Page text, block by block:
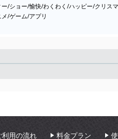
/ショー/愉快/わくわく/ハッピー/クリ
/ゲーム/アプリ
利用の流れ 料金プラン